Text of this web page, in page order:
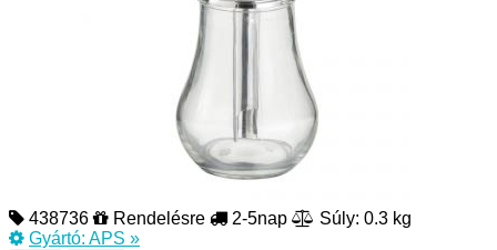
438736 Rendelésre 2-5nap
Súly: 0.3 kg
Gyártó: APS »